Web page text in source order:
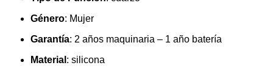
Género: Mujer
Garantía: 2 años maquinaria – 1 año batería
Material : silicona